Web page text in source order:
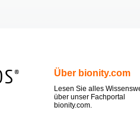
Über bionity.com
Lesen Sie alles
über unser Fachportal
bionity.com.